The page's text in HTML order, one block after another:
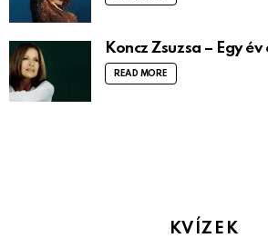
Koncz Zsuzsa – Egy
READ MORE
KVÍZEK